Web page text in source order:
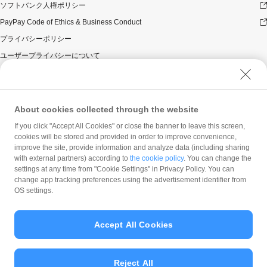
ソフトバンク人権ポリシー
PayPay Code of Ethics & Business Conduct
プライバシーポリシー
ユーザープライバシーについて
ウェブサイト利用規約
反社会的勢力に対する方針
勧誘方針
マネロン等基本方針
カスタマーハラスメントに関する当社の考え方
© PayPay Corporation
About cookies collected through the website
If you click "Accept All Cookies" or close the banner to leave this screen,
cookies will be stored and provided in order to improve convenience,
improve the site, provide information and analyze data (including sharing
with external partners) according to the cookie policy. You can change the
settings at any time from "Cookie Settings" in Privacy Policy. You can
change app tracking preferences using the advertisement identifier from
OS settings.
Reject All
Accept All Cookies